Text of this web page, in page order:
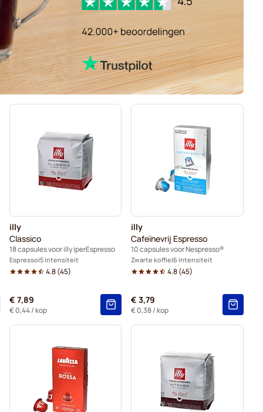
illy
Classico
18 capsules voor illy iperEspresso
Espresso 5 Intensiteit
4.8(45)
€ 7,89
€ 0,44/ kop
illy
Cafeïnevrij Espresso
10 capsules voor Nespresso®
Zwarte koffie 6 Intensiteit
4.8(45)
€ 3,79
€ 0,38/ kop